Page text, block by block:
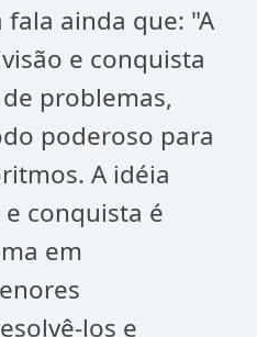
ainda que: "A
e conquista
problemas,
poderoso para
A idéia
conquista é
em
los e